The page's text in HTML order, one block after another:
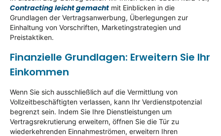
Contracting leicht gemacht mit Einblicken in die
Grundlagen der Vertragsanwerbung, Überlegungen zur
Einhaltung von Vorschriften, Marketingstrategien und
Preistaktiken.
Finanzielle Grundlagen: Erweitern Sie Ihr
Einkommen
Wenn Sie sich ausschließlich auf die Vermittlung von
Vollzeitbeschäftigten verlassen, kann Ihr Verdienstpotenzial
begrenzt sein. Indem Sie Ihre Dienstleistungen um
Vertragsrekrutierung erweitern, öffnen Sie die Tür zu
wiederkehrenden Einnahmeströmen, erweitern Ihren